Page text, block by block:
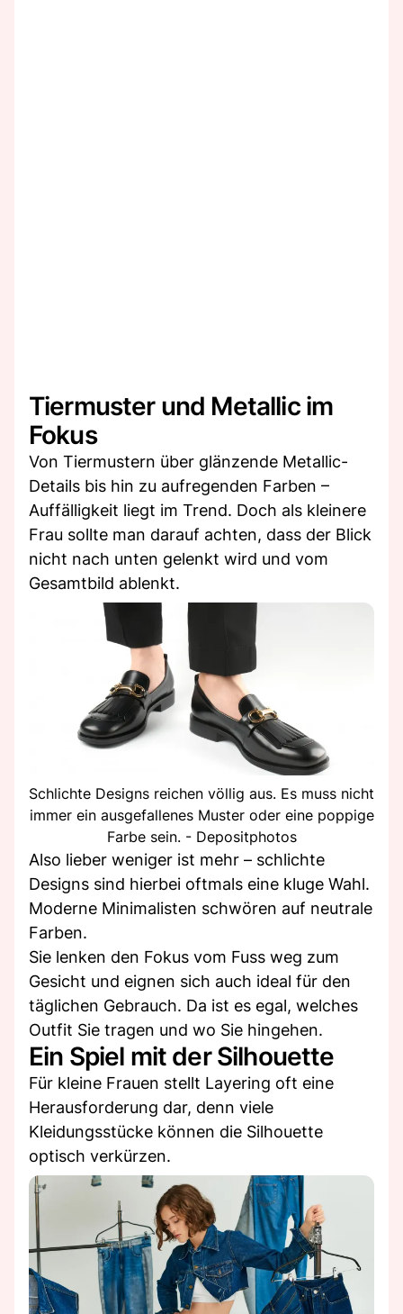
Tiermuster und Metallic im
Fokus
Von Tiermustern über glänzende Metallic-
Details bis hin zu aufregenden Farben –
Auffälligkeit liegt im Trend. Doch als kleinere
Frau sollte man darauf achten, dass der Blick
nicht nach unten gelenkt wird und vom
Gesamtbild ablenkt.
Schlichte Designs reichen völlig aus. Es muss nicht
immer ein ausgefallenes Muster oder eine poppige
Farbe sein. - Depositphotos
Also lieber weniger ist mehr – schlichte
Designs sind hierbei oftmals eine kluge Wahl.
Moderne Minimalisten schwören auf neutrale
Farben.
Sie lenken den Fokus vom Fuss weg zum
Gesicht und eignen sich auch ideal für den
täglichen Gebrauch. Da ist es egal, welches
Outfit Sie tragen und wo Sie hingehen.
Ein Spiel mit der Silhouette
Für kleine Frauen stellt Layering oft eine
Herausforderung dar, denn viele
Kleidungsstücke können die Silhouette
optisch verkürzen.